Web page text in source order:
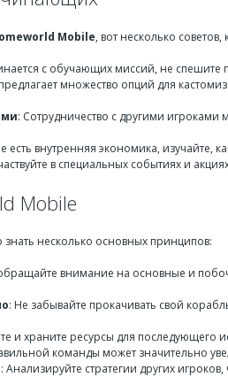
Mobile, вот несколько
с обучающих миссий, не спешите
множество опций для
: Сотрудничество с другими игроками
есть внутренняя экономика, изучайте,
в специальных событиях и
Mobile
несколько основных принципов:
внимание на основные и
: Не забывайте прокачивать свой
и храните ресурсы для последующего
команды может значительно
: Анализируйте стратегии других